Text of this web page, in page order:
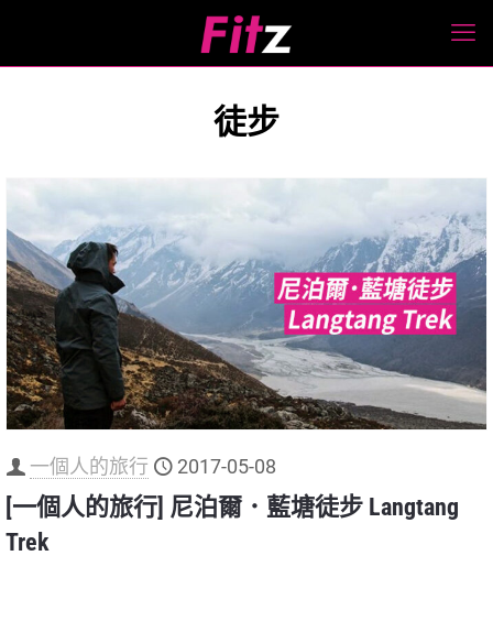
徒步
一個人的旅行 2017-05-08
[一個人的旅行] 尼泊爾．藍塘徒步 Langtang
Trek